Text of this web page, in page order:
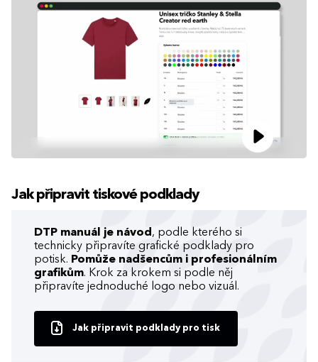
Jak připravit tiskové podklady
DTP manuál je návod , podle kterého si
technicky připravíte grafické podklady pro
potisk. Pomůže nadšencům i profesionálním
grafikům. Krok za krokem si podle něj
připravíte jednoduché logo nebo vizuál.
Jak připravit podklady pro tisk